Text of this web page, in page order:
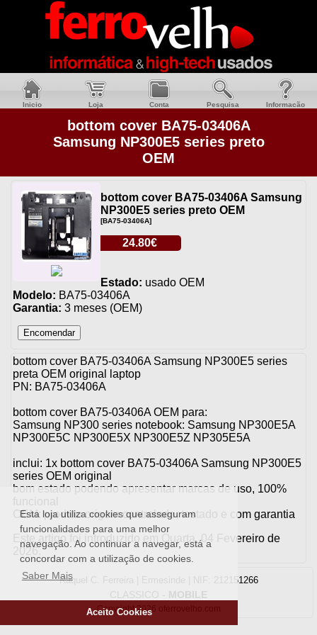
Esta loja utiliza cookies que asseguram
funcionalidades para uma melhor
navegação. Ao continuar a navegar, está a
concordar com a utilização de cookies.
Saber Mais
Aceito Cookies
Inicio Loja Conta Pesquisa Informacão
bottom cover BA75-03406A
Samsung NP300E5 series preto
OEM
bottom cover BA75-03406A Samsung
NP300E5 series preto OEM
[BA75-03406A]
24.80€
Estado: usado OEM
Modelo: BA75-03406A
Garantia: 3 meses (OEM)
bottom cover BA75-03406A Samsung NP300E5 series
preta OEM original laptop
PN: BA75-03406A
bottom cover BA75-03406A OEM para:
Samsung NP300 series notebook: Samsung NP300E5A
NP300E5C NP300E5X NP300E5Z NP305E5A
inclui: 1x bottom cover BA75-03406A Samsung NP300E5
series OEM original
bom estado podendo apresentar marcas de uso, 100%
funcional
OEM: produto origem controlado, testado e com garantia
Este artigo foi introduzido em Quarta, 04 Fevereiro de
2026.
Raquel C. Ferreira | Ermesinde | NIF: 212151266
CLASSICO - MOBILE
Copyright 2026 oferrovelho.com